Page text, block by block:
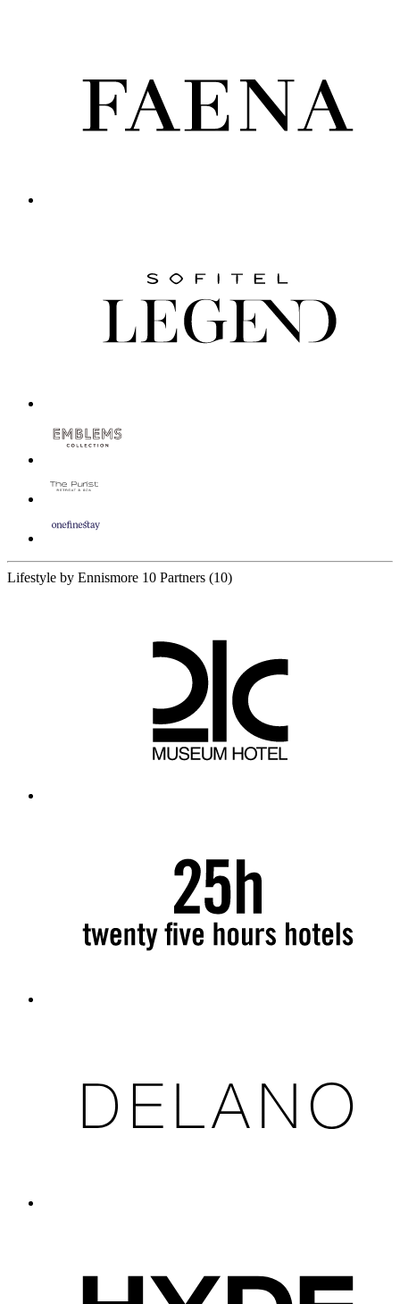
Lifestyle by Ennismore 10 Partners (10)